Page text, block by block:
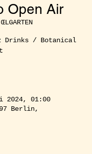
Open Air
ŒLGARTEN
Drinks / Botanical
01:00
Berlin,